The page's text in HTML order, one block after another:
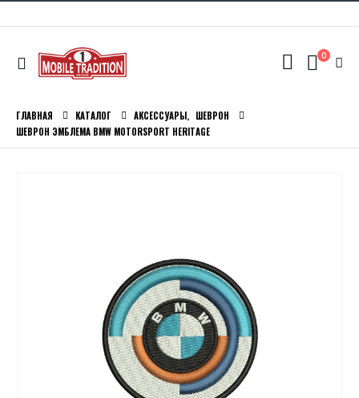
0
ГЛАВНАЯ КАТАЛОГ АКСЕССУАРЫ, ШЕВРОН
ШЕВРОН ЭМБЛЕМА BMW MOTORSPORT HERITAGE